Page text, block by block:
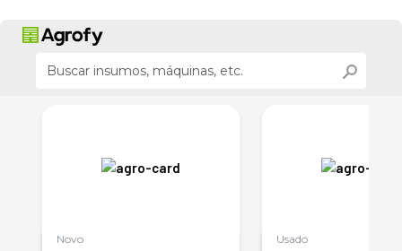
Novo Usado